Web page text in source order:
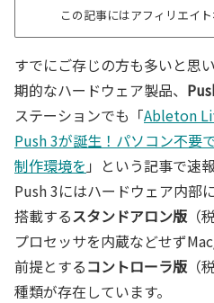
この記事にはアフィリエイ
すでにご存じの方も多いと思
期的なハードウェア製品、
ステーションでも「Ableton
Push 3が誕生！パソコン不要
制作環境を 」という記事で速
Push 3にはハードウェア内部
搭載するスタンドアロン版（
プロセッサを内蔵などせず
前提とするコントローラ版（
種類が存在しています。